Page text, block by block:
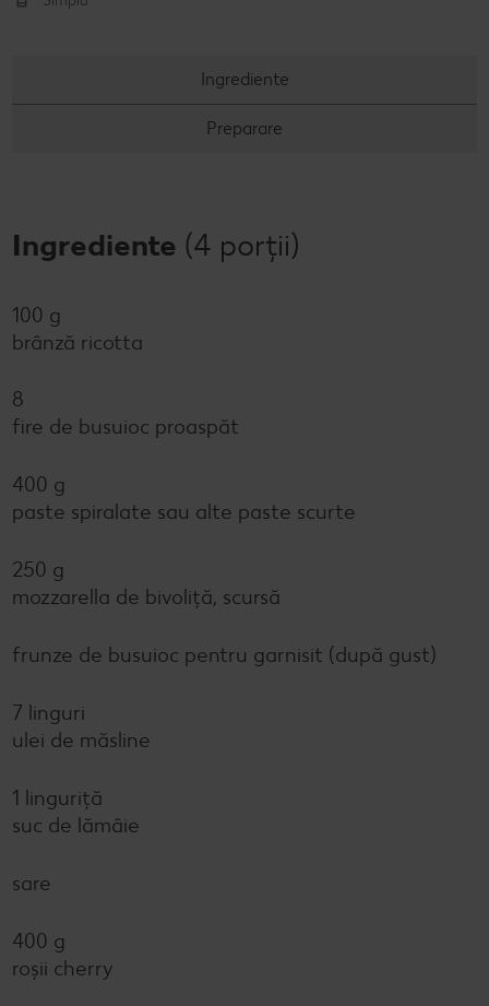
Revista Kaufland - Acum și pe WhatsApp!
Ingrediente
Preparare
Ingrediente (4 porții)
100 g
brânză ricotta
8
fire de busuioc proaspăt
400 g
paste spiralate sau alte paste scurte
250 g
mozzarella de bivoliță, scursă
frunze de busuioc pentru garnisit (după gust)
7 linguri
ulei de măsline
1 linguriță
suc de lămâie
sare
400 g
roșii cherry